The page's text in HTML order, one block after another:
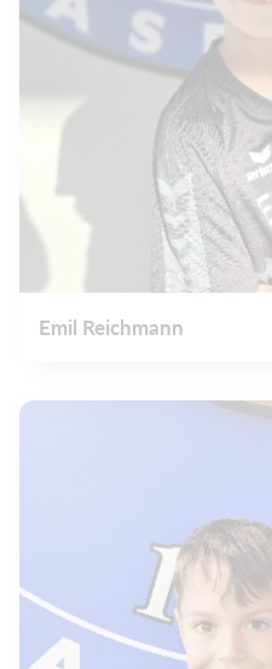
Emil Reichmann